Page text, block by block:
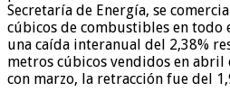
Secretaría de Energía, se
cúbicos de combustibles en todo
una caída interanual del 2,38%
metros cúbicos vendidos en abril
con marzo, la retracción fue del